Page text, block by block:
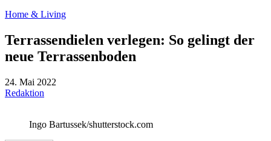
Home & Living
Terrassendielen verlegen: So gelingt der
neue Terrassenboden
24. Mai 2022
Redaktion
Ingo Bartussek/shutterstock.com